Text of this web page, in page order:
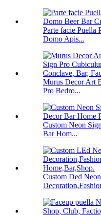
Parte facie Puella
Domo Apis...
Murus Decor Art
Pro Bedro...
Custom Neon
Bar Hom...
Custom Ded